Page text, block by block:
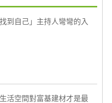
到自己」主持人彎彎的入
活空間對富基建材才是最